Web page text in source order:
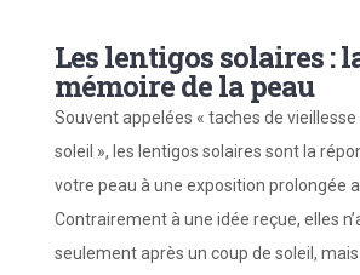
Les lentigos solaires :
mémoire de la peau
Souvent appelées « taches de vieillesse
soleil », les lentigos solaires sont la
votre peau à une exposition prolongée
Contrairement à une idée reçue, elles
seulement après un coup de soleil,